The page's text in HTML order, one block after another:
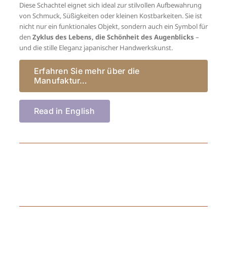
Diese Schachtel eignet sich ideal zur stilvollen Aufbewahrung
von Schmuck, Süßigkeiten oder kleinen Kostbarkeiten. Sie ist
nicht nur ein funktionales Objekt, sondern auch ein Symbol für
den Zyklus des Lebens, die Schönheit des Augenblicks –
und die stille Eleganz japanischer Handwerkskunst.
Erfahren Sie mehr über die
Manufaktur…
Read in English